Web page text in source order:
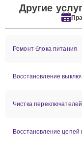
Другие
Ремонт блока питания
Восстановление
Чистка
Восстановление цепей